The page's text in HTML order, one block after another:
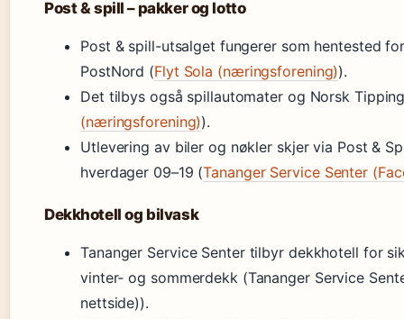
Post & spill – pakker og lotto
Post & spill-utsalget fungerer som hentested
PostNord (Flyt Sola (næringsforening)).
Det tilbys også spillautomater og Norsk
(næringsforening)).
Utlevering av biler og nøkler skjer via Post &
hverdager 09–19 (Tananger Service Senter
Dekkhotell og bilvask
Tananger Service Senter tilbyr dekkhotell for
vinter‑ og sommerdekk (Tananger Service
nettside)).